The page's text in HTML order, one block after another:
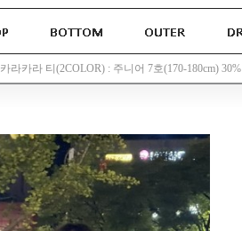
카라카라 티(2COLOR) : 주니어 7호(170-180cm) 30%